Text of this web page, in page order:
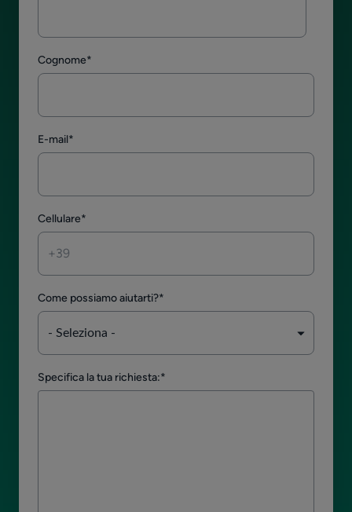
Cognome*
E-mail*
Cellulare*
Come possiamo aiutarti?*
Specifica la tua richiesta:*